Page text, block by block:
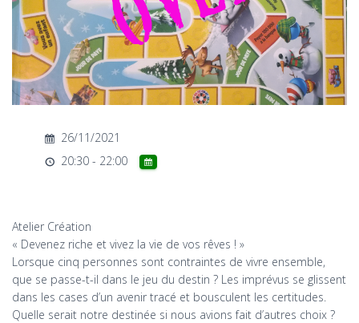
A
T
O
N
26/11/2021
20:30 - 22:00
Atelier Création
« Devenez riche et vivez la vie de vos rêves ! »
Lorsque cinq personnes sont contraintes de vivre ensemble,
que se passe-t-il dans le jeu du destin ? Les imprévus se glissent
dans les cases d’un avenir tracé et bousculent les certitudes.
Quelle serait notre destinée si nous avions fait d’autres choix ?